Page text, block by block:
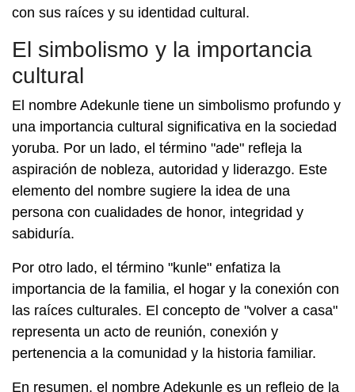
con sus raíces y su identidad cultural.
El simbolismo y la importancia
cultural
El nombre Adekunle tiene un simbolismo profundo y
una importancia cultural significativa en la sociedad
yoruba. Por un lado, el término "ade" refleja la
aspiración de nobleza, autoridad y liderazgo. Este
elemento del nombre sugiere la idea de una
persona con cualidades de honor, integridad y
sabiduría.
Por otro lado, el término "kunle" enfatiza la
importancia de la familia, el hogar y la conexión con
las raíces culturales. El concepto de "volver a casa"
representa un acto de reunión, conexión y
pertenencia a la comunidad y la historia familiar.
En resumen, el nombre Adekunle es un reflejo de la